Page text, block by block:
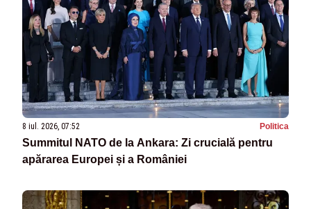
8 iul. 2026, 07:52 Politica
Summitul NATO de la Ankara: Zi crucială pentru
apărarea Europei și a României